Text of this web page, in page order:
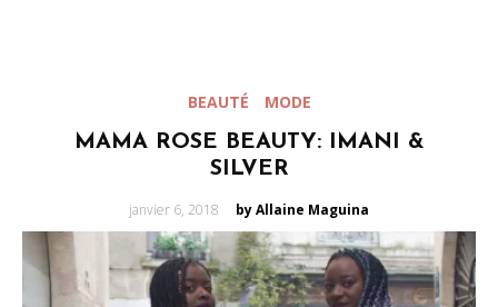
BEAUTÉ MODE
MAMA ROSE BEAUTY: IMANI &
SILVER
Posted
on
janvier 6, 2018 by Allaine Maguina